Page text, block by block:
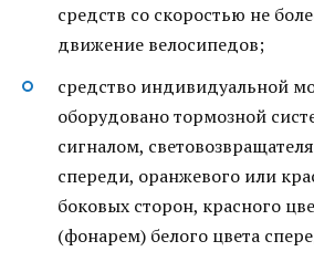
средств со скоростью не
движение велосипедов;
средство индивидуальной
оборудовано тормозной
сигналом,
спереди, оранжевого или
боковых сторон, красного
(фонарем) белого цвета